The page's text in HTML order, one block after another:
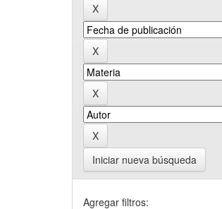
Iniciar nueva búsqueda
Agregar filtros: